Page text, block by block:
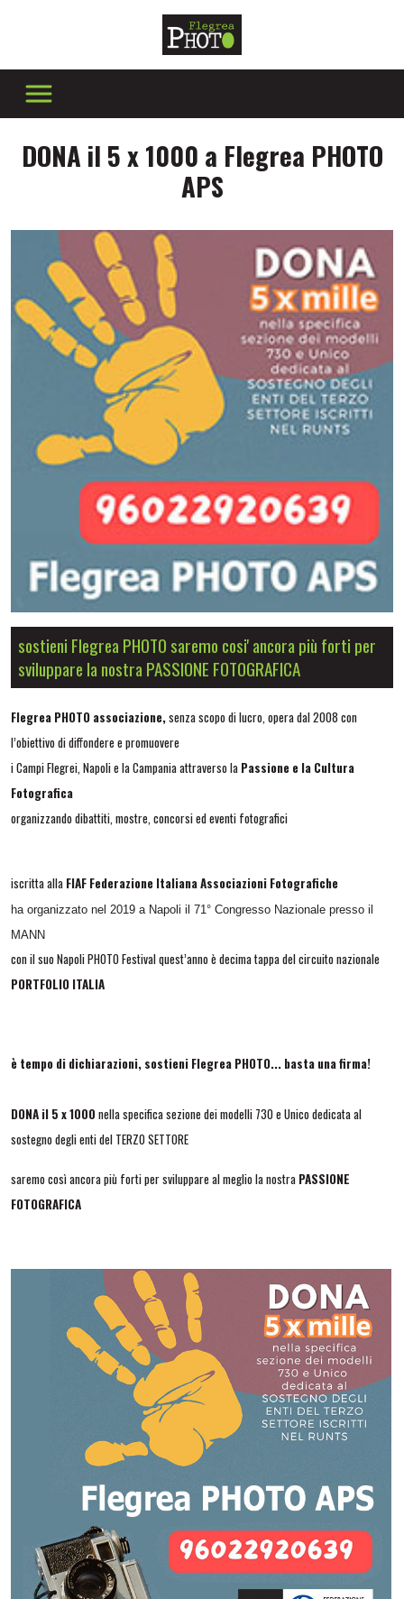
DONA il 5 x 1000 a Flegrea PHOTO
APS
sostieni Flegrea PHOTO saremo cosi' ancora più forti per
sviluppare la nostra PASSIONE FOTOGRAFICA
Flegrea PHOTO associazione,senza scopo di lucro,opera dal 2008 con
l’obiettivo di diffondere e promuovere
i Campi Flegrei, Napoli e la Campania attraverso la Passione e la Cultura
Fotografica
organizzando dibattiti, mostre, concorsi ed eventi fotografici
iscritta alla FIAF Federazione Italiana Associazioni Fotografiche
ha organizzato nel 2019 a Napoli il 71° Congresso Nazionale presso il
MANN
con il suo Napoli PHOTO Festival quest’anno è decima tappa del circuito nazionale
PORTFOLIO ITALIA
è tempo di dichiarazioni, sostieni Flegrea PHOTO... basta una firma!
DONA il 5 x 1000 nella specifica sezione dei modelli 730 e Unico dedicata al
sostegno degli enti del TERZO SETTORE
saremo così ancora più forti per sviluppare al meglio la nostra PASSIONE
FOTOGRAFICA